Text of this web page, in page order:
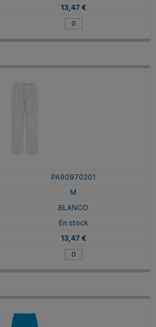
13,47 €
PA90970201
M
BLANCO
En stock
13,47 €